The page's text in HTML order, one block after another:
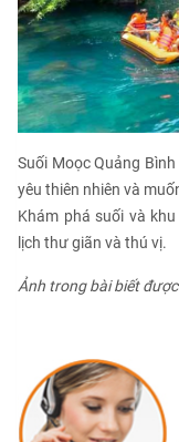
Suối Moọc Quảng
yêu thiên nhiên và
Khám phá suối và
lịch thư giãn và thú vị.
Ảnh trong bài biết